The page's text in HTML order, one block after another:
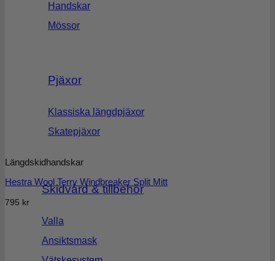
Handskar
Mössor
Pjäxor
Klassiska längdpjäxor
Skatepjäxor
Skidvård & tillbehör
Valla
Ansiktsmask
Längdskidhandskar
Hestra Wool Terry Windbreaker Split Mitt
795 kr